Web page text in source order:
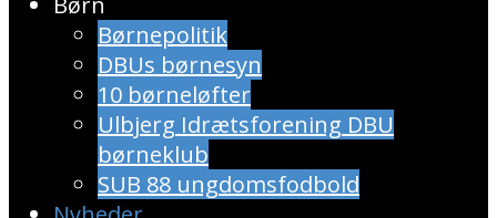
Børnepolitik
DBUs børnesyn
10 børneløfter
Ulbjerg Idrætsforening DBU
børneklub
SUB 88 ungdomsfodbold